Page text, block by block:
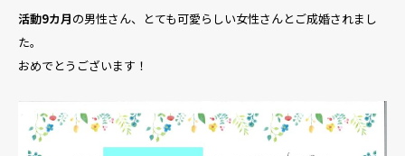
活動9カ月の男性さん、とても可愛らしい女性さんとご成婚されまし
た。
おめでとうございます！